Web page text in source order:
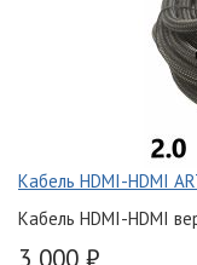
Кабель HDMI-HDMI
Кабель HDMI-HDMI
3 000 ₽